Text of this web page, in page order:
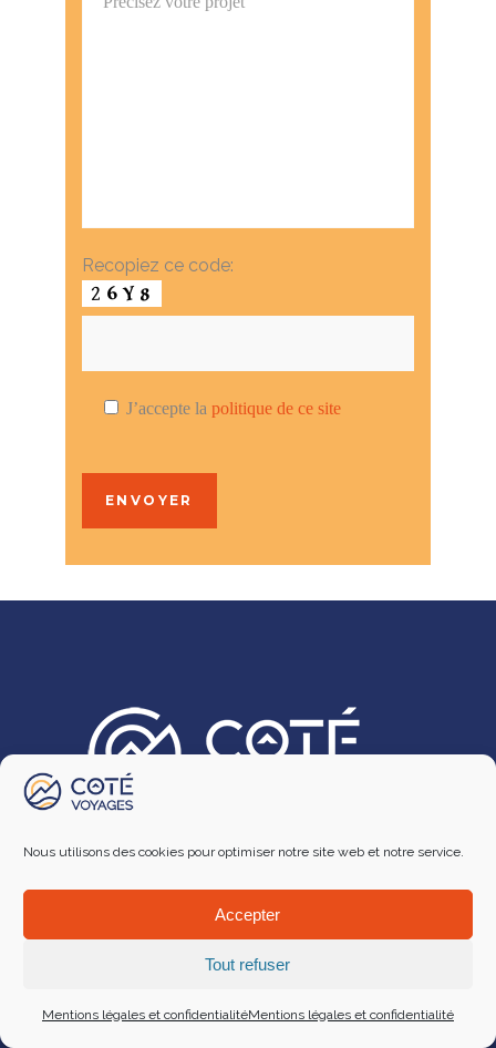
Nous utilisons des cookies pour optimiser notre site web et notre service.
Accepter
Tout refuser
Mentions légales et confidentialitéMentions légales et confidentialité
Recopiez ce code:
J’accepte la politique de ce site
professionnels du Tourisme met tout en
04 93 92 57 05
18 Rue Pertinax - 06000 Nice
infos@cote-voyages.fr